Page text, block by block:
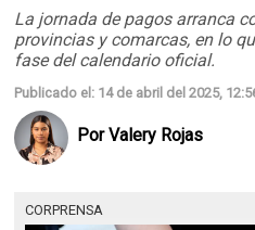
La jornada de pagos arranca
provincias y comarcas, en lo
fase del calendario oficial.
Publicado el: 14 de abril del 2025,
PorValery Rojas
CORPRENSA